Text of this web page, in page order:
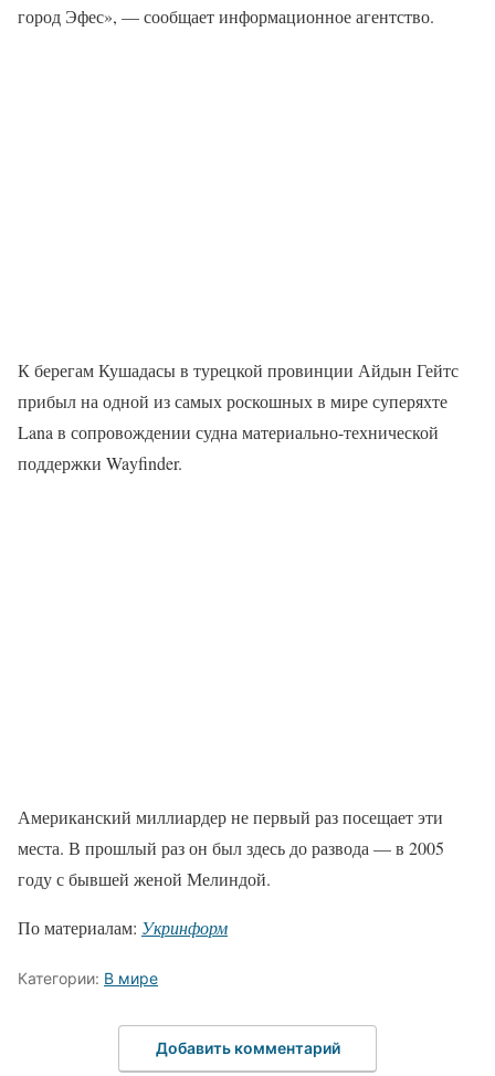
город Эфес», — сообщает информационное агентство.
К берегам Кушадасы в турецкой провинции Айдын Гейтс
прибыл на одной из самых роскошных в мире суперяхте
Lana в сопровождении судна материально-технической
поддержки Wayfinder.
Американский миллиардер не первый раз посещает эти
места. В прошлый раз он был здесь до развода — в 2005
году с бывшей женой Мелиндой.
По материалам: Укринформ
Категории: В мире
Добавить комментарий